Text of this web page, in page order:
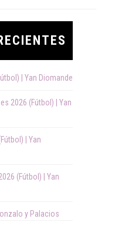
| Yan Diomande
2026 (Fútbol) | Yan
| Yan
(Fútbol) | Yan
y Palacios